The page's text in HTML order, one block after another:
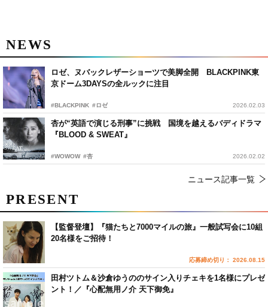
NEWS
ロゼ、ヌバックレザーショーツで美脚全開 BLACKPINK東
京ドーム3DAYSの全ルックに注目
#BLACKPINK #ロゼ 2026.02.03
杏が“英語で演じる刑事”に挑戦 国境を越えるバディドラマ
『BLOOD & SWEAT』
#WOWOW #杏 2026.02.02
ニュース記事一覧
PRESENT
【監督登壇】『猫たちと7000マイルの旅』一般試写会に10組
20名様をご招待！
応募締め切り： 2026.08.15
田村ツトム＆沙倉ゆうののサイン入りチェキを1名様にプレゼ
ント！／『心配無用ノ介 天下御免』